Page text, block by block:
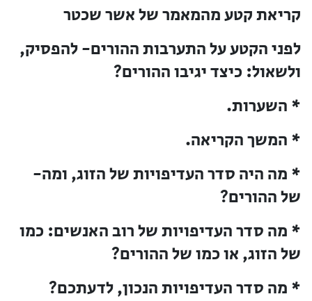
קריאת קטע מהמאמר של אשר שכטר
לפני הקטע על התערבות ההורים- להפסיק,
ולשאול: כיצד יגיבו ההורים?
* השערות.
* המשך הקריאה.
* מה היה סדר העדיפויות של הזוג, ומה-
של ההורים?
* מה סדר העדיפויות של רוב האנשים: כמו
של הזוג, או כמו של ההורים?
* מה סדר העדיפויות הנכון, לדעתכם?